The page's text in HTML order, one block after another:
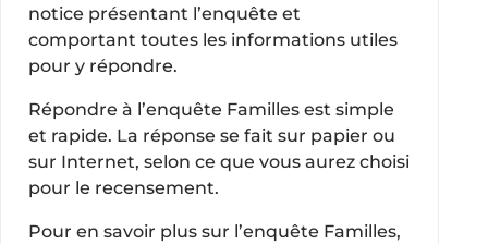
notice présentant l’enquête et
comportant toutes les informations utiles
pour y répondre.
Répondre à l’enquête Familles est simple
et rapide. La réponse se fait sur papier ou
sur Internet, selon ce que vous aurez choisi
pour le recensement.
Pour en savoir plus sur l’enquête Familles,